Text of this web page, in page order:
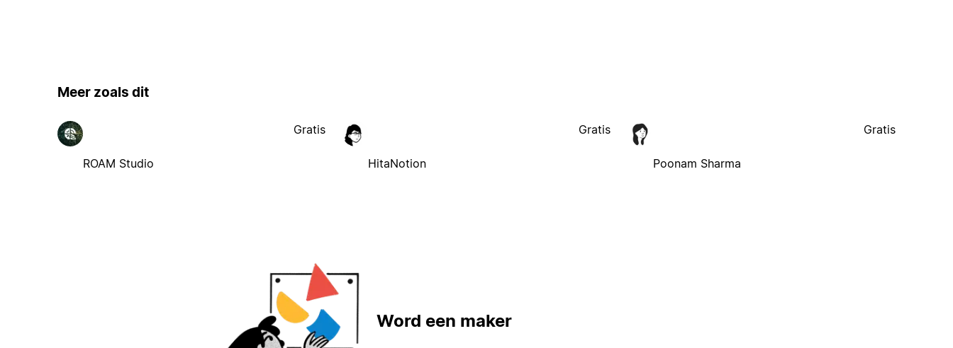
Meer zoals dit
ROAM Studio
Gratis
HitaNotion
Gratis
Poonam Sharma
Gratis
Word een maker